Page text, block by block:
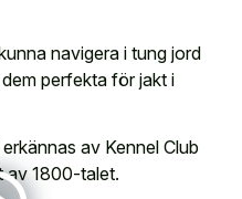
navigera i tung jord
perfekta för jakt i
av Kennel Club
av 1800-talet.